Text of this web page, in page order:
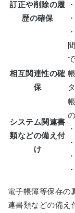
訂正や削除の履
歴の確保
相互関連性の確
保
システム関連書
類などの備え付
け
電子帳簿等保存の
連書類などの備え